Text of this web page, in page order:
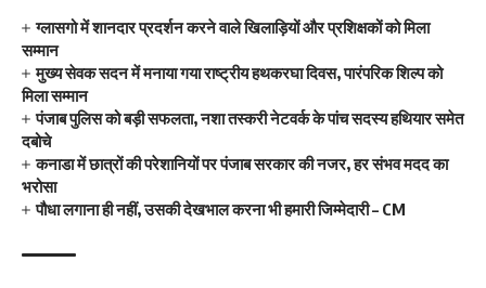
ग्लासगो में शानदार प्रदर्शन करने वाले खिलाड़ियों और प्रशिक्षकों को मिला
सम्मान
मुख्य सेवक सदन में मनाया गया राष्ट्रीय हथकरघा दिवस, पारंपरिक शिल्प को
मिला सम्मान
पंजाब पुलिस को बड़ी सफलता, नशा तस्करी नेटवर्क के पांच सदस्य हथियार समेत
दबोचे
कनाडा में छात्रों की परेशानियों पर पंजाब सरकार की नजर, हर संभव मदद का
भरोसा
पौधा लगाना ही नहीं, उसकी देखभाल करना भी हमारी जिम्मेदारी – CM